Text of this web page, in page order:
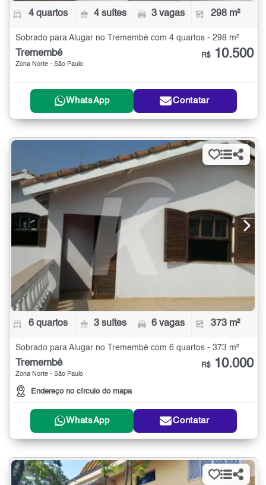
4 quartos 4 suítes 3 vagas 298 m²
Sobrado para Alugar no Tremembé com 4 quartos - 298 m²
Tremembé
Zona Norte - São Paulo
R$ 10.500
WhatsApp Contatar
6 quartos 3 suítes 6 vagas 373 m²
Sobrado para Alugar no Tremembé com 6 quartos - 373 m²
Tremembé
Zona Norte - São Paulo
Endereço no círculo do mapa
R$ 10.000
WhatsApp Contatar